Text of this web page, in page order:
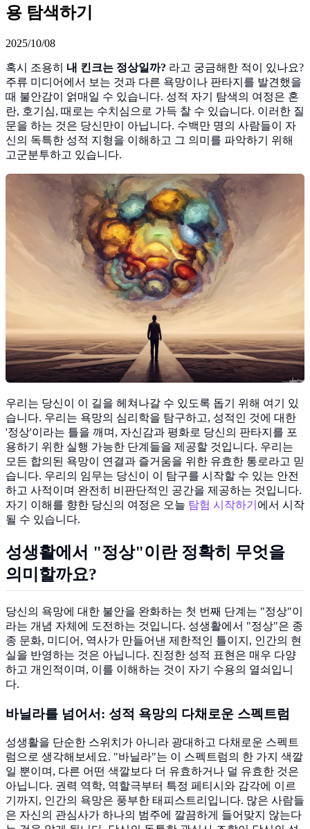
용 탐색하기
2025/10/08
혹시 조용히 내 킨크는 정상일까? 라고 궁금해한 적이 있나요?
주류 미디어에서 보는 것과 다른 욕망이나 판타지를 발견했을
때 불안감이 얽매일 수 있습니다. 성적 자기 탐색의 여정은 혼
란, 호기심, 때로는 수치심으로 가득 찰 수 있습니다. 이러한 질
문을 하는 것은 당신만이 아닙니다. 수백만 명의 사람들이 자
신의 독특한 성적 지형을 이해하고 그 의미를 파악하기 위해
고군분투하고 있습니다.
우리는 당신이 이 길을 헤쳐나갈 수 있도록 돕기 위해 여기 있
습니다. 우리는 욕망의 심리학을 탐구하고, 성적인 것에 대한
'정상'이라는 틀을 깨며, 자신감과 평화로 당신의 판타지를 포
용하기 위한 실행 가능한 단계들을 제공할 것입니다. 우리는
모든 합의된 욕망이 연결과 즐거움을 위한 유효한 통로라고 믿
습니다. 우리의 임무는 당신이 이 탐구를 시작할 수 있는 안전
하고 사적이며 완전히 비판단적인 공간을 제공하는 것입니다.
자기 이해를 향한 당신의 여정은 오늘 탐험 시작하기 에서 시작
될 수 있습니다.
성생활에서 "정상"이란 정확히 무엇을
의미할까요?
당신의 욕망에 대한 불안을 완화하는 첫 번째 단계는 "정상"이
라는 개념 자체에 도전하는 것입니다. 성생활에서 "정상"은 종
종 문화, 미디어, 역사가 만들어낸 제한적인 틀이지, 인간의 현
실을 반영하는 것은 아닙니다. 진정한 성적 표현은 매우 다양
하고 개인적이며, 이를 이해하는 것이 자기 수용의 열쇠입니
다.
바닐라를 넘어서: 성적 욕망의 다채로운 스펙트럼
성생활을 단순한 스위치가 아니라 광대하고 다채로운 스펙트
럼으로 생각해보세요. "바닐라"는 이 스펙트럼의 한 가지 색깔
일 뿐이며, 다른 어떤 색깔보다 더 유효하거나 덜 유효한 것은
아닙니다. 권력 역학, 역할극부터 특정 페티시와 감각에 이르
기까지, 인간의 욕망은 풍부한 태피스트리입니다. 많은 사람들
은 자신의 관심사가 하나의 범주에 깔끔하게 들어맞지 않는다